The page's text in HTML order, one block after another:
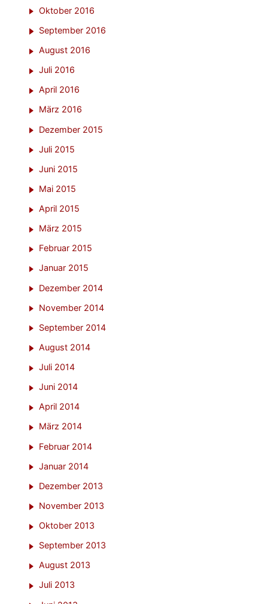
Oktober 2016
September 2016
August 2016
Juli 2016
April 2016
März 2016
Dezember 2015
Juli 2015
Juni 2015
Mai 2015
April 2015
März 2015
Februar 2015
Januar 2015
Dezember 2014
November 2014
September 2014
August 2014
Juli 2014
Juni 2014
April 2014
März 2014
Februar 2014
Januar 2014
Dezember 2013
November 2013
Oktober 2013
September 2013
August 2013
Juli 2013